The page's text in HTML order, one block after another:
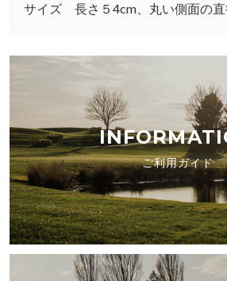
サイズ 長さ５4cm、丸い側面の直
ご利用ガイド